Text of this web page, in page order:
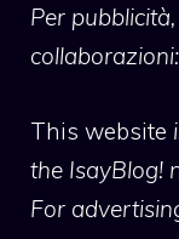
Per
collaborazioni:
This website
the IsayBlog!
For